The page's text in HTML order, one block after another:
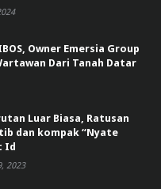
Owner Emersia Group
Dari Tanah Datar
Luar Biasa, Ratusan
dan kompak “Nyate
Id
2023